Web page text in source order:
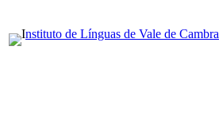
Instituto de Línguas de Vale de Cambra